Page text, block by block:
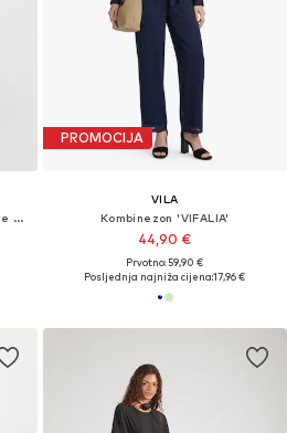
Wide Leg/ Široke nogavice Hlače s tregerima 'Brenda'
PROMOCIJA
VILA
Kombinezon 'VIFALIA'
44,90 €
Prvotno: 59,90 €
Posljednja najniža cijena:17,96 €